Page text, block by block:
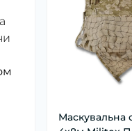
Маскувальна